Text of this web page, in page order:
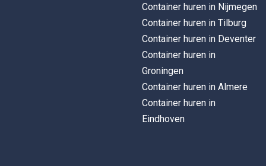
Container huren in Nijmegen
Container huren in Tilburg
Container huren in Deventer
Container huren in
Groningen
Container huren in Almere
Container huren in
Eindhoven